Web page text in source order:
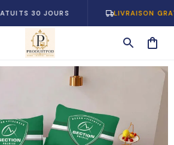
30 JOURS LIVRAISON GRATUITE